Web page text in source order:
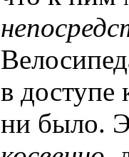
в доступе
ни было.